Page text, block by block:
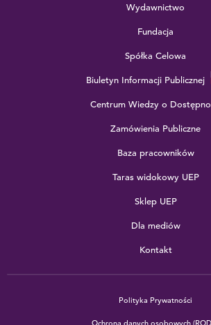
Wydawnictwo
Fundacja
Spółka Celowa
Biuletyn Informacji Publicznej
Centrum Wiedzy o
Zamówienia Publiczne
Baza pracowników
Taras widokowy UEP
Sklep UEP
Dla mediów
Kontakt
Polityka Prywatności